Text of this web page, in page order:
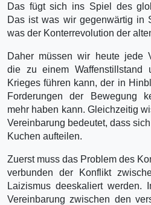
Das fügt sich ins Spiel des
Das ist was wir gegenwärtig in
was der Konterrevolution der
Daher müssen wir heute jede
die zu einem
Krieges führen kann, der in
Forderungen der Bewegung
mehr haben kann. Gleichzeitig
Vereinbarung bedeutet, dass
Kuchen aufteilen.
Zuerst muss das Problem des
verbunden der Konflikt
Laizismus deeskaliert
Vereinbarung zwischen den